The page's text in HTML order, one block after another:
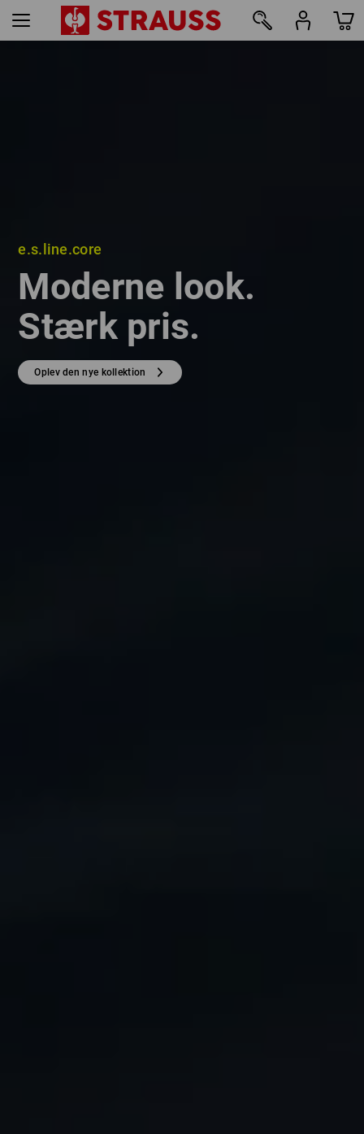
e.s.line.core
Moderne look.
Stærk pris.
Oplev den nye kollektion
e.s.line.core
Moderne look.
Stærk pris.
Oplev den nye kollektion